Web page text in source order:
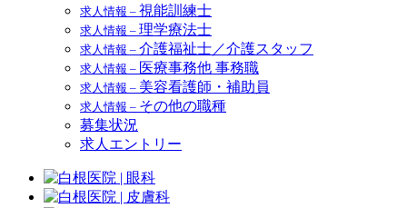
求人情報 – 視能訓練士
求人情報 – 理学療法士
求人情報 – 介護福祉士／介護スタッフ
求人情報 – 医療事務他 事務職
求人情報 – 美容看護師・補助員
求人情報 – その他の職種
募集状況
求人エントリー